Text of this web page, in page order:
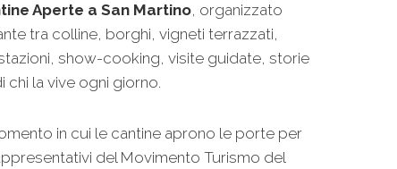
Aperte a San Martino, organizzato
tra colline, borghi, vigneti terrazzati,
show-cooking, visite guidate, storie
la vive ogni giorno.
in cui le cantine aprono le porte per
del Movimento Turismo del